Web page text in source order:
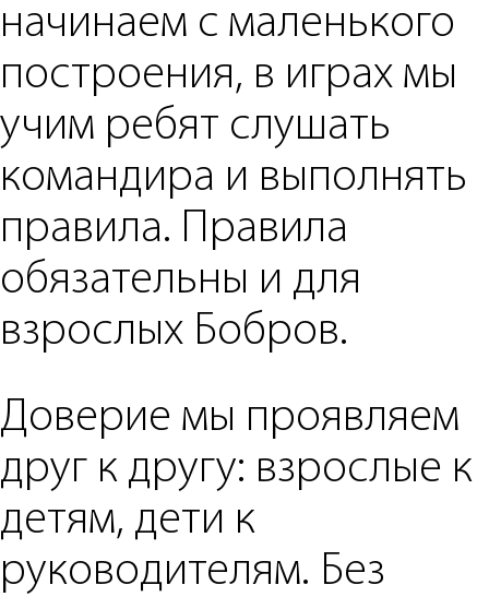
начинаем с маленького
построения, в играх мы
учим ребят слушать
командира и выполнять
правила. Правила
обязательны и для
взрослых Бобров.
Доверие мы проявляем
друг к другу: взрослые к
детям, дети к
руководителям. Без